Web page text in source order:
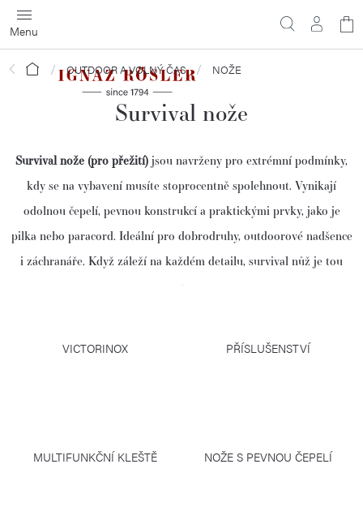
Přejít
na
obsah
Domů OUTDOOR A VOLNÝ ČAS NOŽE
Survival nože
Survival nože (pro přežití) jsou navrženy pro extrémní podmínky,
kdy se na vybavení musíte stoprocentně spolehnout. Vynikají
odolnou čepelí, pevnou konstrukcí a praktickými prvky, jako je
pilka nebo paracord. Ideální pro dobrodruhy, outdoorové nadšence
i záchranáře. Když záleží na každém detailu, survival nůž je tou
pravou volbou.
VICTORINOX PŘÍSLUŠENSTVÍ
MULTIFUNKČNÍ KLEŠTĚ NOŽE S PEVNOU ČEPELÍ